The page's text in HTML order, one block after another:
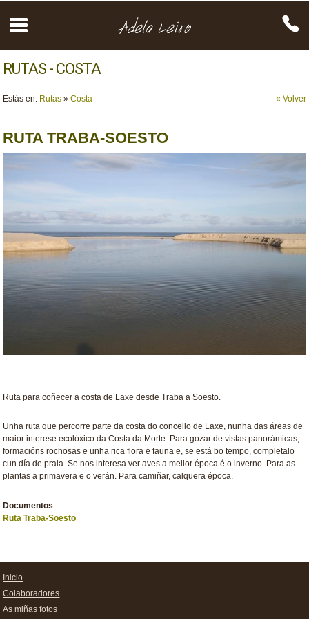
RUTAS - COSTA
« Volver
Estás en: Rutas »Costa
RUTA TRABA-SOESTO
Ruta para coñecer a costa de Laxe desde Traba a Soesto.
Unha ruta que percorre parte da costa do concello de Laxe, nunha das áreas de
maior interese ecolóxico da Costa da Morte. Para gozar de vistas panorámicas,
formacións rochosas e unha rica flora e fauna e, se está bo tempo, completalo
cun día de praia. Se nos interesa ver aves a mellor época é o inverno. Para as
plantas a primavera e o verán. Para camiñar, calquera época.
Documentos:
Ruta Traba-Soesto
Inicio
Colaboradores
As miñas fotos